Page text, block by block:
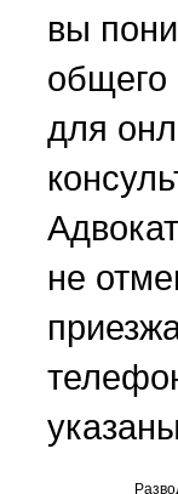
вы
общего
для
не